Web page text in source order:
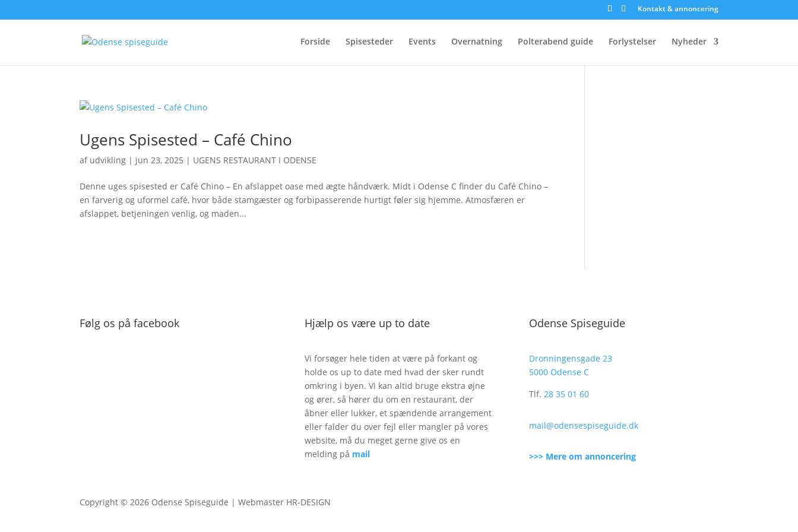
Kontakt & annoncering
Forside Spisesteder Events Overnatning Polterabend guide Forlystelser Nyheder
Ugens Spisested – Café Chino
af udvikling | jun 23, 2025 | UGENS RESTAURANT I ODENSE
Denne uges spisested er Café Chino – En afslappet oase med ægte håndværk. Midt i Odense C finder du Café Chino –
en farverig og uformel café, hvor både stamgæster og forbipasserende hurtigt føler sig hjemme. Atmosfæren er
afslappet, betjeningen venlig, og maden...
Følg os på facebook Hjælp os være up to date
Vi forsøger hele tiden at være på forkant og
holde os up to date med hvad der sker rundt
omkring i byen. Vi kan altid bruge ekstra øjne
og ører, så hører du om en restaurant, der
åbner eller lukker, et spændende arrangement
eller falder du over fejl eller mangler på vores
website, må du meget gerne give os en
melding på mail
Odense Spiseguide
Dronningensgade 23
5000 Odense C
Tlf. 28 35 01 60
mail@odensespiseguide.dk
>>> Mere om annoncering
Copyright © 2026 Odense Spiseguide | Webmaster HR-DESIGN